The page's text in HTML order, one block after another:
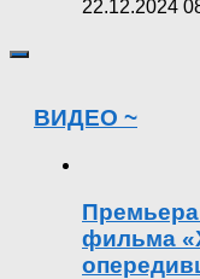
22.12.2024
ВИДЕО ~
Премьера
фильма